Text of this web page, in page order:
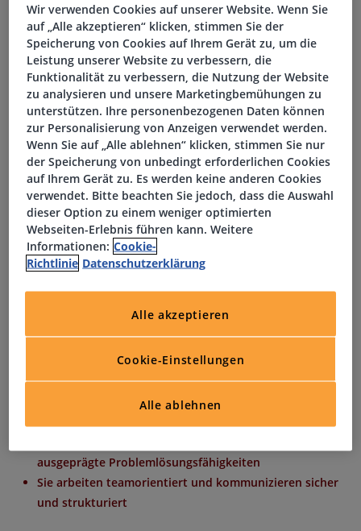
Sie stellen die Verfügbarkeit, Performance und
Sicherheit der Datenbanken sicher
Sie führen Backup-, Recovery- und
Wartungsmaßnahmen durch und unterstützen bei
Release- und Update-Prozessen
Sie analysieren Störungen, beheben Fehler und
entwickeln nachhaltige Lösungen
Sie wirken bei der Planung und Umsetzung von
Sicherheits- und Infrastrukturmaßnahmen mit
Sie arbeiten eng mit Infrastruktur- und
Anwendungsteams zusammen
Ihr Profil
IT-Bereich oder ein Studium der Informatik bzw. eine
vergleichbare Qualifikation
Sie besitzen fundierte Kenntnisse in
Datenbankmanagementsystemen, idealerweise Oracle
Sie bringen Verständnis für Netzwerke,
ausgeprägte Problemlösungsfähigkeiten
Sie arbeiten teamorientiert und kommunizieren sicher
und strukturiert
Wir verwenden Cookies auf unserer Website. Wenn Sie
auf „Alle akzeptieren“ klicken, stimmen Sie der
Speicherung von Cookies auf Ihrem Gerät zu, um die
Leistung unserer Website zu verbessern, die
Funktionalität zu verbessern, die Nutzung der Website
zu analysieren und unsere Marketingbemühungen zu
unterstützen. Ihre personenbezogenen Daten können
zur Personalisierung von Anzeigen verwendet werden.
Wenn Sie auf „Alle ablehnen“ klicken, stimmen Sie nur
der Speicherung von unbedingt erforderlichen Cookies
auf Ihrem Gerät zu. Es werden keine anderen Cookies
verwendet. Bitte beachten Sie jedoch, dass die Auswahl
dieser Option zu einem weniger optimierten
Webseiten-Erlebnis führen kann. Weitere
Informationen: Cookie-
Richtlinie Datenschutzerklärung
Cookie-Einstellungen
Alle ablehnen
Alle akzeptieren